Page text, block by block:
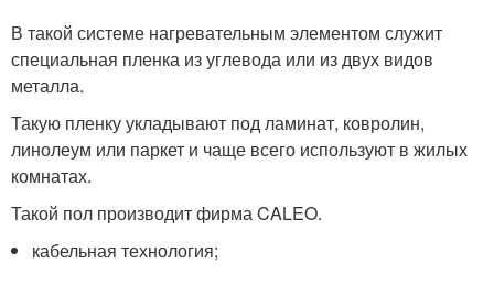
В такой системе нагревательным элементом служит
специальная пленка из углевода или из двух видов
металла.
Такую пленку укладывают под ламинат, ковролин,
линолеум или паркет и чаще всего используют в жилых
комнатах.
Такой пол производит фирма CALEO.
кабельная технология;